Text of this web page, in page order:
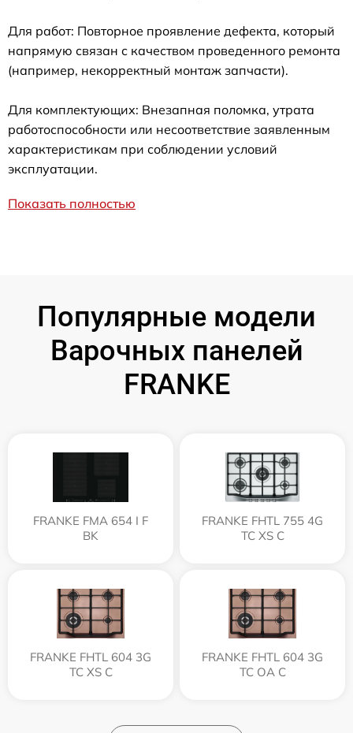
Для работ: Повторное проявление дефекта, который
напрямую связан с качеством проведенного ремонта
(например, некорректный монтаж запчасти).
Для комплектующих: Внезапная поломка, утрата
работоспособности или несоответствие заявленным
характеристикам при соблюдении условий
эксплуатации.
Показать полностью
Популярные модели
Варочных панелей
FRANKE
FRANKE FMA 654 I F
BK
FRANKE FHTL 755 4G
TC XS C
FRANKE FHTL 604 3G
TC XS C
FRANKE FHTL 604 3G
TC OA C